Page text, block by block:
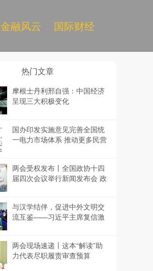
金融风云 国际财经
热门文章
摩根士丹利邢自强：中国经济
呈现三大积极变化
国办印发实施意见完善全国统
一电力市场体系 推动更多民营
两会受权发布丨全国政协十四
届四次会议举行新闻发布会 政
与汉学结伴，促进中外文明交
流互鉴——习近平主席复信激
运共同体贡献智慧和力量
两会现场速递丨这本“解读”助
力代表尽职履责审查预算